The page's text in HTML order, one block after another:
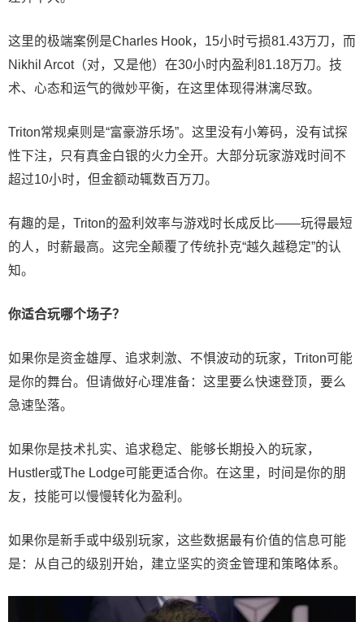
这里的极端案例是Charles Hook，15小时亏损81.43万刀，而
Nikhil Arcot（对，又是他）在30小时内盈利81.18万刀。技
术、心态和运气的微妙平衡，在这里体现得淋漓尽致。
Triton常规桌则是“富豪游乐场”。这里没有小筹码，没有试探
性下注，只有真金白银的火力全开。大部分玩家游戏时间不
超过10小时，但金额动辄数百万刀。
有趣的是，Triton的盈利效率与游戏时长成反比——玩得最短
的人，时薪最高。这完全颠覆了传统扑克“越久越稳定”的认
知。
你适合玩哪个场子？
如果你是资金雄厚、追求刺激、不惧波动的玩家，Triton可能
是你的舞台。但请做好心理准备：这里要么快速登顶，要么
急速坠落。
如果你是技术扎实、追求稳定、能够长期投入的玩家，
Hustler或The Lodge可能更适合你。在这里，时间是你的朋
友，技能可以慢慢转化为盈利。
如果你是新手或中级别玩家，这些数据最有价值的信息可能
是：从自己的级别开始，建立坚实的资金管理和策略体系。